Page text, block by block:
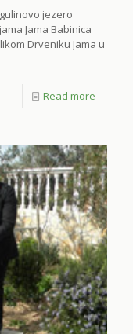
jezero
Jama Babinica
Drveniku Jama u
Read more